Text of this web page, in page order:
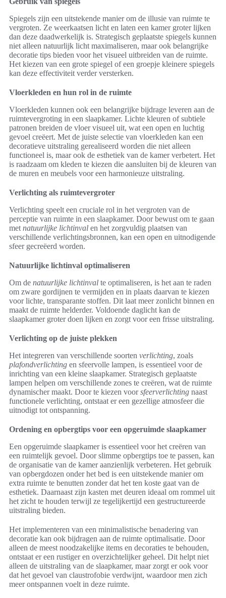
Spiegels zijn een uitstekende manier om de illusie van ruimte te
vergroten. Ze weerkaatsen licht en laten een kamer groter lijken
dan deze daadwerkelijk is. Strategisch geplaatste spiegels kunnen
niet alleen natuurlijk licht maximaliseren, maar ook belangrijke
decoratie tips bieden voor het visueel uitbreiden van de ruimte.
Het kiezen van een grote spiegel of een groepje kleinere spiegels
kan deze effectiviteit verder versterken.
Vloerkleden en hun rol in de ruimte
Vloerkleden kunnen ook een belangrijke bijdrage leveren aan de
ruimtevergroting in een slaapkamer. Lichte kleuren of subtiele
patronen breiden de vloer visueel uit, wat een open en luchtig
gevoel creëert. Met de juiste selectie van vloerkleden kan een
decoratieve uitstraling gerealiseerd worden die niet alleen
functioneel is, maar ook de esthetiek van de kamer verbetert. Het
is raadzaam om kleden te kiezen die aansluiten bij de kleuren van
de muren en meubels voor een harmonieuze uitstraling.
Verlichting als ruimtevergroter
Verlichting speelt een cruciale rol in het vergroten van de
perceptie van ruimte in een slaapkamer. Door bewust om te gaan
met natuurlijke lichtinval en het zorgvuldig plaatsen van
verschillende verlichtingsbronnen, kan een open en uitnodigende
sfeer gecreëerd worden.
Natuurlijke lichtinval optimaliseren
Om de natuurlijke lichtinval te optimaliseren, is het aan te raden
om zware gordijnen te vermijden en in plaats daarvan te kiezen
voor lichte, transparante stoffen. Dit laat meer zonlicht binnen en
maakt de ruimte helderder. Voldoende daglicht kan de
slaapkamer groter doen lijken en zorgt voor een frisse uitstraling.
Verlichting op de juiste plekken
Het integreren van verschillende soorten verlichting, zoals
plafondverlichting en sfeervolle lampen, is essentieel voor de
inrichting van een kleine slaapkamer. Strategisch geplaatste
lampen helpen om verschillende zones te creëren, wat de ruimte
dynamischer maakt. Door te kiezen voorsfeerverlichting naast
functionele verlichting, ontstaat er een gezellige atmosfeer die
uitnodigt tot ontspanning.
Ordening en opbergtips voor een opgeruimde slaapkamer
Een opgeruimde slaapkamer is essentieel voor het creëren van
een ruimtelijk gevoel. Door slimme opbergtips toe te passen, kan
de organisatie van de kamer aanzienlijk verbeteren. Het gebruik
van opbergdozen onder het bed is een uitstekende manier om
extra ruimte te benutten zonder dat het ten koste gaat van de
esthetiek. Daarnaast zijn kasten met deuren ideaal om rommel uit
het zicht te houden terwijl ze tegelijkertijd een gestructureerde
uitstraling bieden.
Het implementeren van een minimalistische benadering van
decoratie kan ook bijdragen aan de ruimte optimalisatie. Door
alleen de meest noodzakelijke items en decoraties te behouden,
ontstaat er een rustiger en overzichtelijker geheel. Dit helpt niet
alleen de uitstraling van de slaapkamer, maar zorgt er ook voor
dat het gevoel van claustrofobie verdwijnt, waardoor men zich
meer ontspannen voelt in deze ruimte.